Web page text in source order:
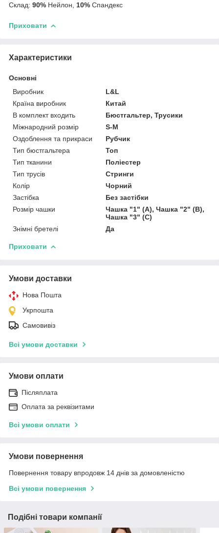
Склад: 90% Нейлон, 10% Спандекс
Приховати
Характеристики
Основні
Виробник
L&L
Країна виробник
Китай
В комплект входить
Бюстгальтер, Трусики
Міжнародний розмір
S-M
Оздоблення та прикраси
Рубчик
Тип бюстгальтера
Топ
Тип тканини
Поліестер
Тип трусів
Стринги
Колір
Чорний
Застібка
Без застібки
Розмір чашки
Чашка "1" (А), Чашка "2" (В),
Чашка "3" (С)
Знімні бретелі
Да
Приховати
Умови доставки
Нова Пошта
Укрпошта
Самовивіз
Всі умови доставки
Умови оплати
Післяплата
Оплата за реквізитами
Всі умови оплати
Умови повернення
Повернення товару впродовж 14 днів за домовленістю
Всі умови повернення
Подібні товари компанії